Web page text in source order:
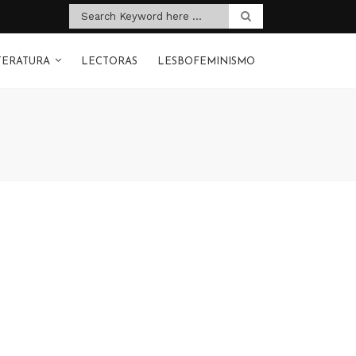
LECTORAS LESBOFEMINISMO